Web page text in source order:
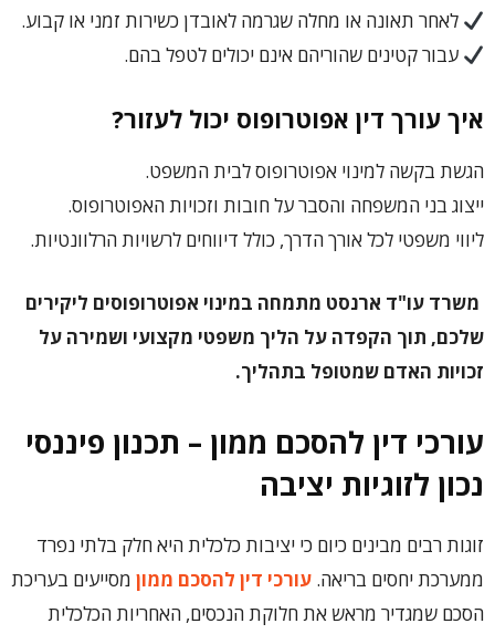
לאחר תאונה או מחלה שגרמה לאובדן כשירות זמני או קבוע.
עבור קטינים שהוריהם אינם יכולים לטפל בהם.
איך עורך דין אפוטרופוס יכול לעזור?
הגשת בקשה למינוי אפוטרופוס לבית המשפט.
ייצוג בני המשפחה והסבר על חובות וזכויות האפוטרופוס.
ליווי משפטי לכל אורך הדרך, כולל דיווחים לרשויות הרלוונטיות.
משרד עו"ד ארנסט מתמחה במינוי אפוטרופוסים ליקירים
שלכם, תוך הקפדה על הליך משפטי מקצועי ושמירה על
זכויות האדם שמטופל בתהליך.
עורכי דין להסכם ממון – תכנון פיננסי
נכון לזוגיות יציבה
זוגות רבים מבינים כיום כי יציבות כלכלית היא חלק בלתי נפרד
ממערכת יחסים בריאה. עורכי דין להסכם ממון מסייעים בעריכת
הסכם שמגדיר מראש את חלוקת הנכסים, האחריות הכלכלית